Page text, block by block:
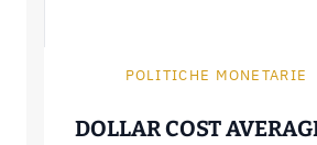
POLITICHE MONETARIE
DOLLAR COST